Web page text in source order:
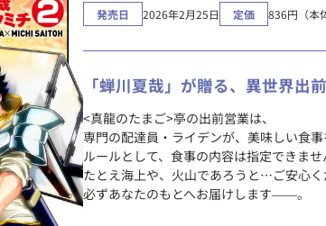
発売日 2026年2月25日 定価 836円（本
「蝉川夏哉」が贈る、異世界出
<真龍のたまご>亭の出前営業は、
専門の配達員・ライデンが、美味しい食事
ルールとして、食事の内容は指定できませ
たとえ海上や、火山であろうと…ご安心く
必ずあなたのもとへお届けします――。